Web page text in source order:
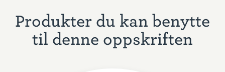
Produkter du kan benytte
til denne oppskriften